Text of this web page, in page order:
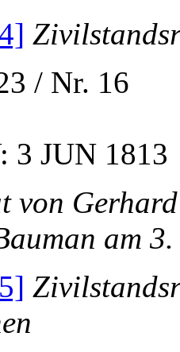
/ Nr. 16
: 3 JUN 1813
von
am